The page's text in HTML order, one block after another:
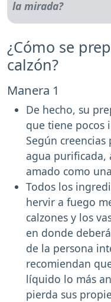
¿Cómo se
calzón?
Manera 1
De hecho, su
que tiene pocos
Según
agua purificada,
amado como
Todos los
hervir a fuego
calzones y los
en donde
de la persona
recomiendan
líquido lo más
pierda sus